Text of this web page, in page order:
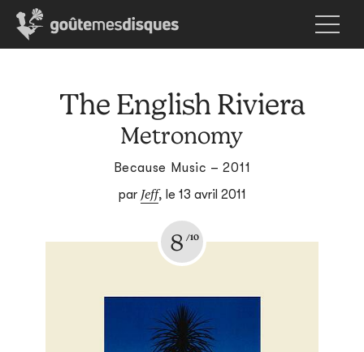
The English Riviera
Metronomy
Because Music – 2011
par Jeff, le 13 avril 2011
8